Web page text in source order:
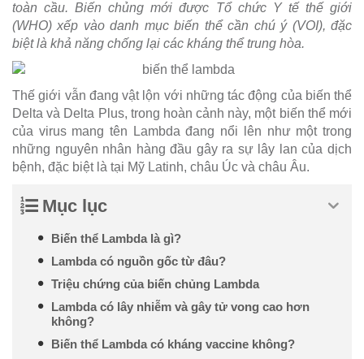
toàn cầu. Biến chủng mới được Tổ chức Y tế thế giới
(WHO) xếp vào danh mục biến thể cần chú ý (VOI), đặc
biệt là khả năng chống lại các kháng thể trung hòa.
Thế giới vẫn đang vật lộn với những tác động của biến thể
Delta và Delta Plus, trong hoàn cảnh này, một biến thể mới
của virus mang tên Lambda đang nổi lên như một trong
những nguyên nhân hàng đầu gây ra sự lây lan của dịch
bệnh, đặc biệt là tại Mỹ Latinh, châu Úc và châu Âu.
Mục lục
Biến thể Lambda là gì?
Lambda có nguồn gốc từ đâu?
Triệu chứng của biến chủng Lambda
Lambda có lây nhiễm và gây tử vong cao hơn
không?
Biến thể Lambda có kháng vaccine không?